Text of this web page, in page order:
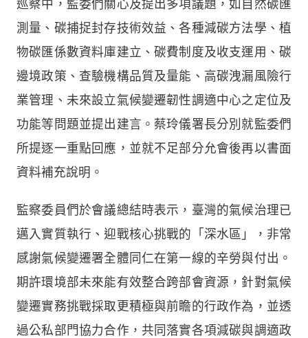
巡察中，監委們關心及提出多項議題，如自然碳匯
測量、碳捕捉封存技術效益、各種減碳方法學、植
物碳匯係數資料庫建立、碳費制度及收支運用、碳
邊境政策、查驗機構品質及量能、高碳洩漏風險行
業管理、未來設立氣候變遷韌性調適中心之定位及
功能等問題並提出建言。蔡玲儀署長分別就監委們
所提逐一重點回應，並就不足部分允會後再以書面
資料補充說明。
監察委員們於會議總結時表示，臺灣的氣候治理已
邁入實質執行、迎戰核心挑戰的「深水區」，非常
感謝氣候變遷署全體同仁在第一線的辛勞與付出。
期許環境部未來能有效整合跨部會資源，針對氣候
變遷實務挑戰採取更積極與前瞻的行政作為，並透
過公私部門協力合作，共同落實各項減碳與調適政